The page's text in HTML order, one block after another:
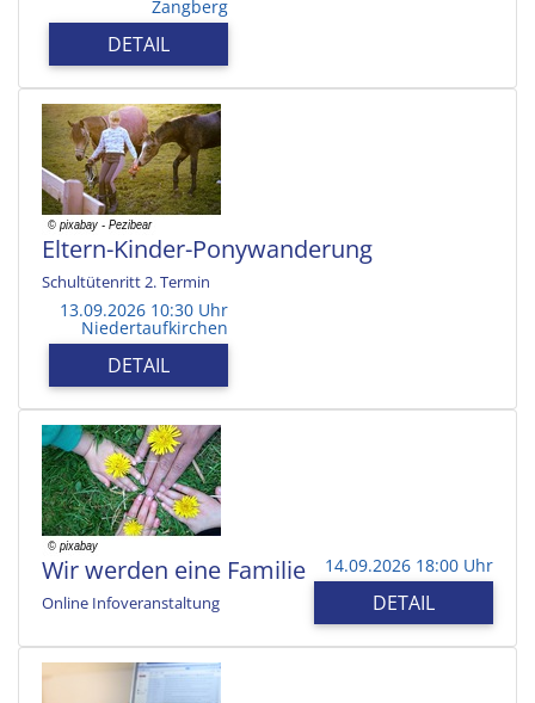
Zangberg
DETAIL
Eltern-Kinder-Ponywanderung
Schultütenritt 2. Termin
13.09.2026 10:30 Uhr
Niedertaufkirchen
DETAIL
Wir werden eine Familie
Online Infoveranstaltung
14.09.2026 18:00 Uhr
DETAIL